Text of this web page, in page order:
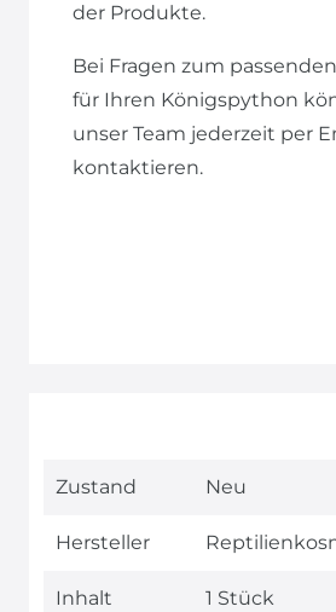
der Produkte.
Bei Fragen zum
für Ihren Königspython
unser Team jederzeit per
kontaktieren.
Technisches
Wert
Zustand Neu
Hersteller
Inhalt 1 Stück